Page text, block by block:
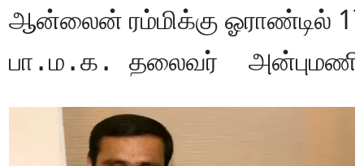
ஆன்லைன் ரம்மிக்கு ஓராண்டில்
பா.ம.க. தலைவர்  அன்புமணி